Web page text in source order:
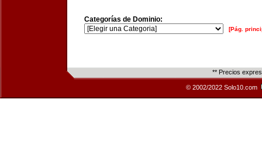
Categorías de Dominio:
[Pág.
** Precios
© 2002/2022 Solo10.com